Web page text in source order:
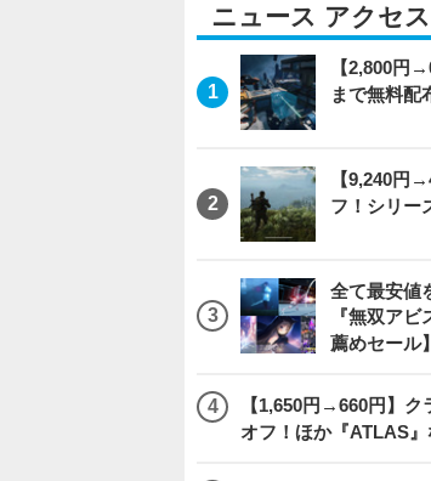
ニュース アクセ
【2,800円
まで無料配
【9,240円
フ！シリー
全て最安値
『無双ア
薦めセール】
【1,650円→660円】
オフ！ほか『ATLAS